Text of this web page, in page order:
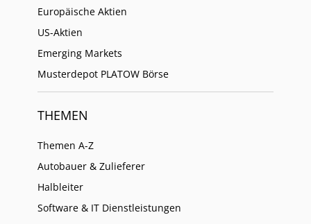
Europäische Aktien
US-Aktien
Emerging Markets
Musterdepot PLATOW Börse
THEMEN
Themen A-Z
Autobauer & Zulieferer
Halbleiter
Software & IT Dienstleistungen